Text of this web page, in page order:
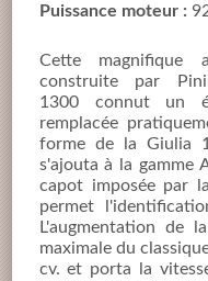
Puissance moteur :
Cette magnifique
construite par
1300 connut un
remplacée
forme de la Giulia
s'ajouta à la gamme
capot imposée par
permet
L'augmentation de
maximale du
cv. et porta la